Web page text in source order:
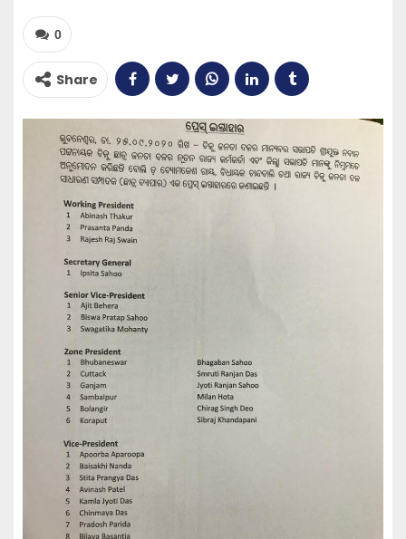
0
Share